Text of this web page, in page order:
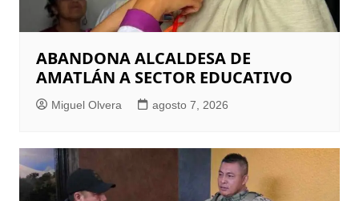
ABANDONA ALCALDESA DE
AMATLÁN A SECTOR EDUCATIVO
Miguel Olvera agosto 7, 2026